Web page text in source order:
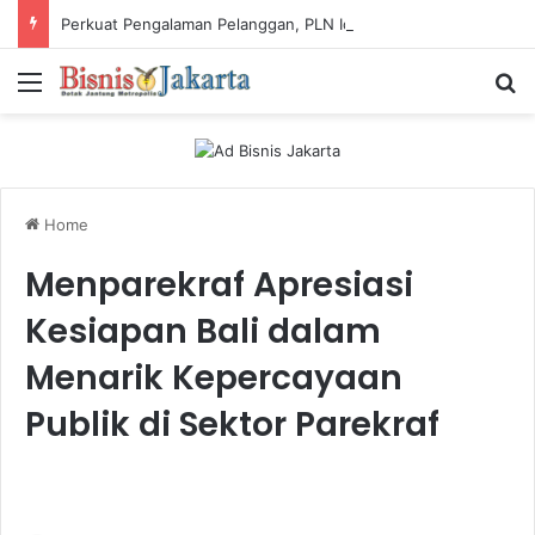
Menu
Home
Menparekraf Apresiasi
Kesiapan Bali dalam
Menarik Kepercayaan
Publik di Sektor Parekraf